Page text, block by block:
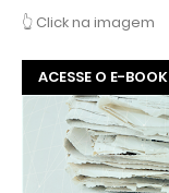
👆 Click na imagem
ACESSE O E-BOOK